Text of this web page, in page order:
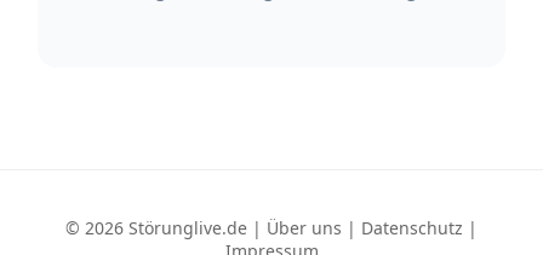
© 2026 Störunglive.de | Über uns | Datenschutz |